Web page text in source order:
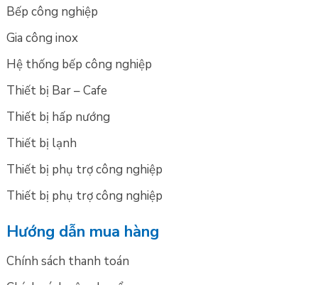
Bếp công nghiệp
Gia công inox
Hệ thống bếp công nghiệp
Thiết bị Bar – Cafe
Thiết bị hấp nướng
Thiết bị lạnh
Thiết bị phụ trợ công nghiệp
Thiết bị phụ trợ công nghiệp
Hướng dẫn mua hàng
Chính sách thanh toán